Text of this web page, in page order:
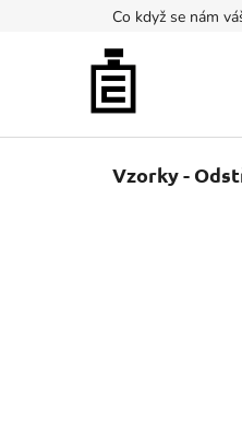
Co když se nám
Vzorky -